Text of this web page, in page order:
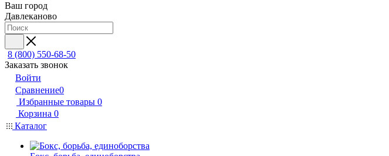
Ваш город
Давлеканово
8 (800) 550-68-50
Заказать звонок
Войти
Сравнение0
Избранные товары 0
Корзина 0
Каталог